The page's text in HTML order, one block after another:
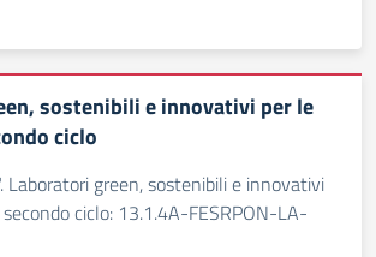
sostenibili e innovativi per le
ciclo
Laboratori green, sostenibili e innovativi
ciclo: 13.1.4A-FESRPON-LA-